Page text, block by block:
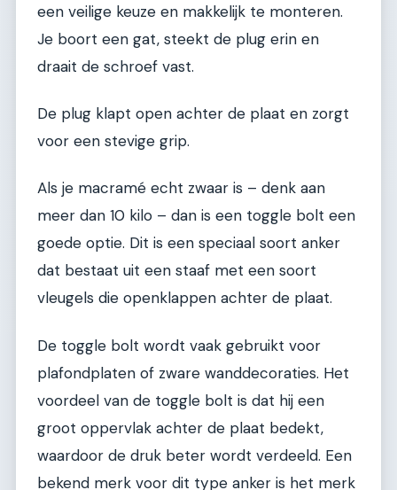
een veilige keuze en makkelijk te monteren.
Je boort een gat, steekt de plug erin en
draait de schroef vast.
De plug klapt open achter de plaat en zorgt
voor een stevige grip.
Als je macramé echt zwaar is – denk aan
meer dan 10 kilo – dan is een toggle bolt een
goede optie. Dit is een speciaal soort anker
dat bestaat uit een staaf met een soort
vleugels die openklappen achter de plaat.
De toggle bolt wordt vaak gebruikt voor
plafondplaten of zware wanddecoraties. Het
voordeel van de toggle bolt is dat hij een
groot oppervlak achter de plaat bedekt,
waardoor de druk beter wordt verdeeld. Een
bekend merk voor dit type anker is het merk